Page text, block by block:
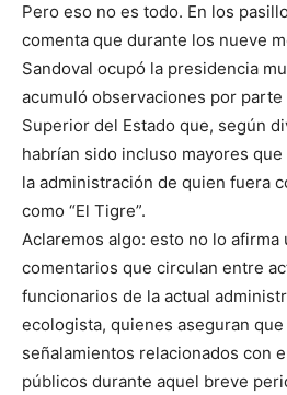
Pero eso no es todo. En los
comenta que durante los nueve
Sandoval ocupó la presidencia
acumuló observaciones por
Superior del Estado que, según
habrían sido incluso mayores
la administración de quien fuera
como “El Tigre”.
Aclaremos algo: esto no lo afirma
comentarios que circulan entre
funcionarios de la actual
ecologista, quienes aseguran
señalamientos relacionados con
públicos durante aquel breve